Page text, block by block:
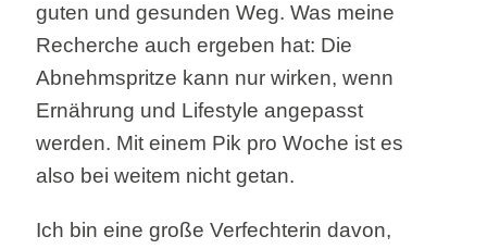
guten und gesunden Weg. Was meine
Recherche auch ergeben hat: Die
Abnehmspritze kann nur wirken, wenn
Ernährung und Lifestyle angepasst
werden. Mit einem Pik pro Woche ist es
also bei weitem nicht getan.
Ich bin eine große Verfechterin davon,